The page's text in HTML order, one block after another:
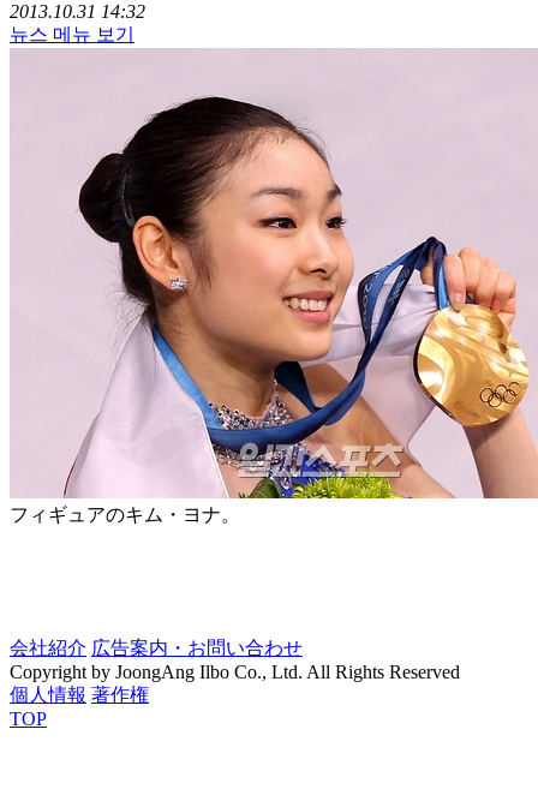
2013.10.31 14:32
뉴스 메뉴 보기
フィギュアのキム・ヨナ。
会社紹介 広告案内・お問い合わせ
Copyright by JoongAng Ilbo Co., Ltd. All Rights Reserved
個人情報 著作権
TOP